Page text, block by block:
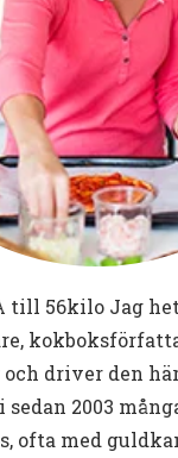
till 56kiloJag
driver den
2003
ofta med